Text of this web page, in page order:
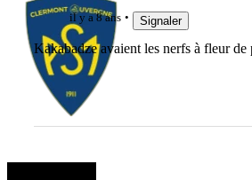
il y a 8 ans Signaler
Kakabadze avaient les nerfs à fleur de